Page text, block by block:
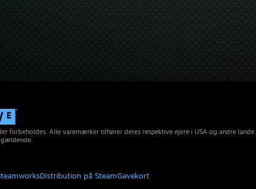
forbeholdes. Alle varemærker tilhører deres respektive ejere i USA og andre lande.
gældende.
Distribution på SteamGavekort